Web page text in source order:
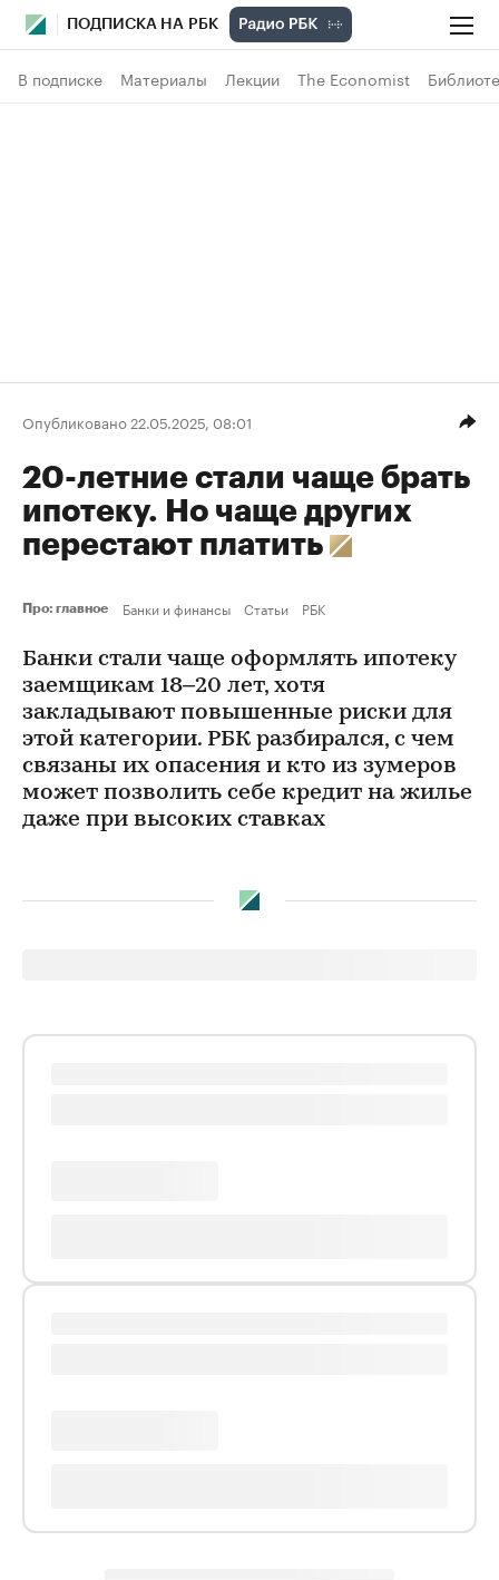
ПОДПИСКА НА РБК
В подписке Материалы Лекции The Economist
Опубликовано 22.05.2025, 08:01
20-летние стали чаще брать
ипотеку. Но чаще других
перестают платить
Про: главное Банки и финансы Статьи РБК
Банки стали чаще оформлять ипотеку
заемщикам 18–20 лет, хотя
закладывают повышенные риски для
этой категории. РБК разбирался, с чем
связаны их опасения и кто из зумеров
может позволить себе кредит на жилье
даже при высоких ставках